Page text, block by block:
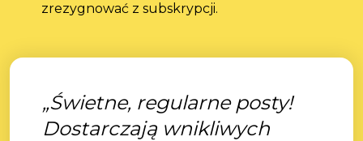
zrezygnować z subskrypcji.
„Świetne, regularne posty!
Dostarczają wnikliwych